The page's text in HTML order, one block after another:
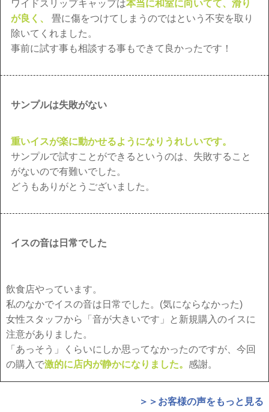
ワイドスリップキャップは本当に和室に向いてて、滑り
が良く、
畳に傷をつけてしまうのではという不安を取り
除いてくれました。
事前に試す事も相談する事もできて良かったです！
サンプルは失敗がない
重いイスが楽に動かせるようになりうれしいです。
サンプルで試すことができるというのは、失敗すること
がないので有難いでした。
どうもありがとうございました。
イスの音は日常でした
飲食店やっています。
私のなかでイスの音は日常でした。(気にならなかった)
女性スタッフから「音が大きいです」と新規購入のイスに
注意がありました。
「あっそう」くらいにしか思ってなかったのですが、今回
の購入で激的に店内が静かになりました。 感謝。
＞＞お客様の声をもっと見る